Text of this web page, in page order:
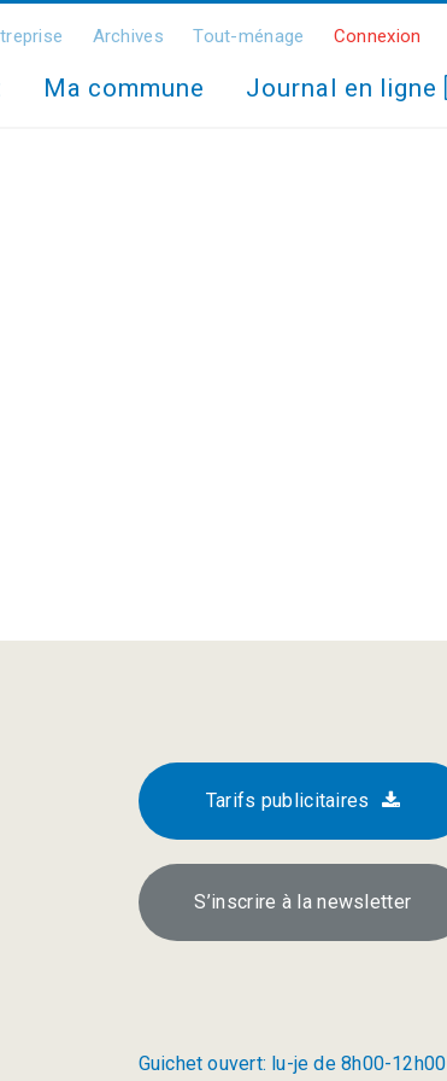
Archives Tout-ménage Connexion
Ma commune Journal en ligne
Tarifs publicitaires
S’inscrire à la newsletter
Guichet ouvert: lu-je de 8h00-12h00